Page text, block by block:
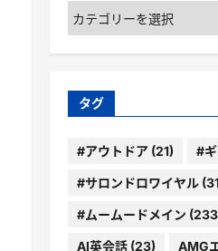
カ
テ
ゴ
ー
タグ
#アウトドア(21) #
#サロンドロワイヤル
#ムームードメイン
AI英会話(23) AMG